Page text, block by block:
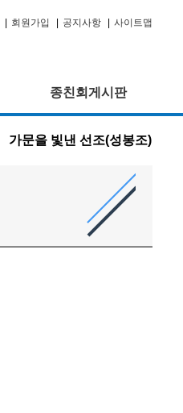
회원가입 공지사항 사이트맵
종친회게시판
가문을 빛낸 선조(성봉조)